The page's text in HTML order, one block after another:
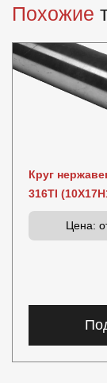
Похожие
Круг
316TI
Цена: